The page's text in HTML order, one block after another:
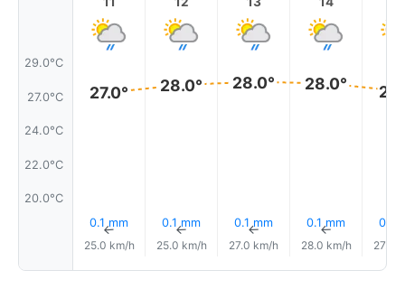
29.0°C
27.0°C
24.0°C
22.0°C
20.0°C
27.0°
0.1 mm
↑
25.0 km/h
28.0°
0.1 mm
↑
25.0 km/h
28.0°
0.1 mm
↑
27.0 km/h
28.0°
0.1 mm
↑
28.0 km/h
0.1
27.0